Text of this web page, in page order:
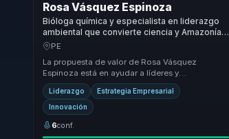
Rosa Vásquez Espinoza
Bióloga química y especialista en liderazgo
ambiental que convierte ciencia y Amazonía
en resiliencia y decisiones sostenibles para
PE
La propuesta de valor de Rosa Vásquez
Espinoza está en ayudar a líderes y
organizaciones a pasar de una relación
superficial con la soste...
Liderazgo Estrategia Empresarial
Innovación
6conf.